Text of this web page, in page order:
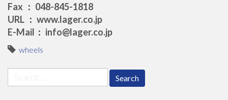
Fax ： 048-845-1818
URL ： www.lager.co.jp
E-Mail： info@lager.co.jp
wheels
for: